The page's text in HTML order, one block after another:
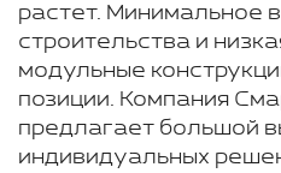
растет. Минимальное
строительства и
модульные
позиции. Компания
предлагает большой
индивидуальных